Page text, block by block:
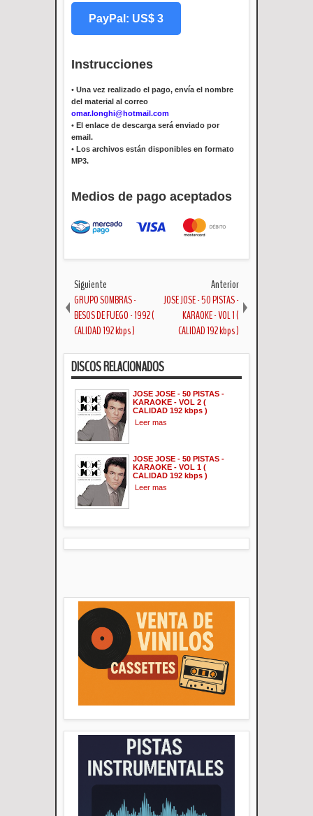
PayPal: US$ 3
Instrucciones
• Una vez realizado el pago, envía el nombre
del material al correo
omar.longhi@hotmail.com
• El enlace de descarga será enviado por
email.
• Los archivos están disponibles en formato
MP3.
Medios de pago aceptados
Siguiente
GRUPO SOMBRAS -
BESOS DE FUEGO - 1992 (
CALIDAD 192 kbps )
Anterior
JOSE JOSE - 50 PISTAS -
KARAOKE - VOL 1 (
CALIDAD 192 kbps )
DISCOS RELACIONADOS
JOSE JOSE - 50 PISTAS -
KARAOKE - VOL 2 (
CALIDAD 192 kbps )
Leer mas
JOSE JOSE - 50 PISTAS -
KARAOKE - VOL 1 (
CALIDAD 192 kbps )
Leer mas